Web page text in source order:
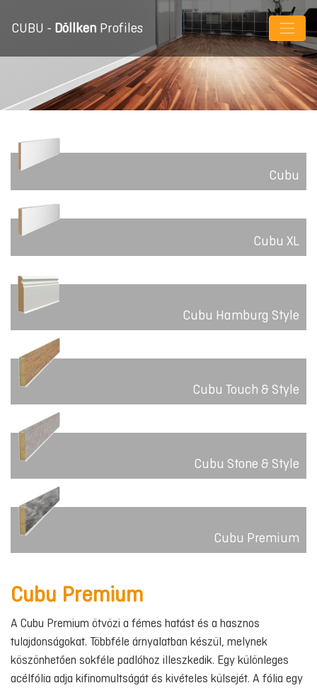
CUBU - Döllken Profiles
Cubu
Cubu XL
Cubu Hamburg Style
Cubu Touch & Style
Cubu Stone & Style
Cubu Premium
Cubu Premium
A Cubu Premium ötvözi a fémes hatást és a hasznos
tulajdonságokat. Többféle árnyalatban készül, melynek
köszönhetően sokféle padlóhoz illeszkedik. Egy különleges
acélfólia adja kifinomultságát és kivételes külsejét. A fólia egy